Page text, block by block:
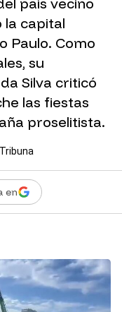
la capital
Paulo. Como
su
Silva criticó
las fiestas
proselitista.
en
link